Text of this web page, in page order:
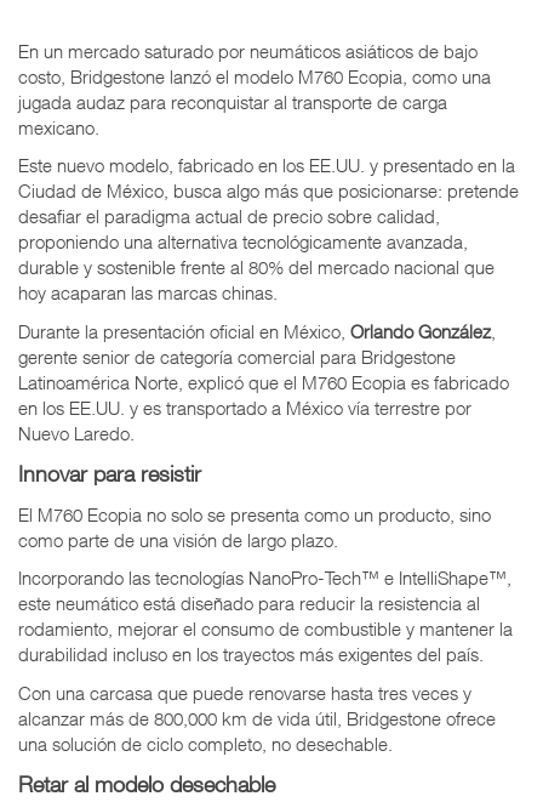
En un mercado saturado por neumáticos asiáticos de bajo
costo, Bridgestone lanzó el modelo M760 Ecopia, como una
jugada audaz para reconquistar al transporte de carga
mexicano.
Este nuevo modelo, fabricado en los EE.UU. y presentado en la
Ciudad de México, busca algo más que posicionarse: pretende
desafiar el paradigma actual de precio sobre calidad,
proponiendo una alternativa tecnológicamente avanzada,
durable y sostenible frente al 80% del mercado nacional que
hoy acaparan las marcas chinas.
Durante la presentación oficial en México, Orlando González,
gerente senior de categoría comercial para Bridgestone
Latinoamérica Norte, explicó que el M760 Ecopia es fabricado
en los EE.UU. y es transportado a México vía terrestre por
Nuevo Laredo.
Innovar para resistir
El M760 Ecopia no solo se presenta como un producto, sino
como parte de una visión de largo plazo.
Incorporando las tecnologías NanoPro-Tech™ e IntelliShape™,
este neumático está diseñado para reducir la resistencia al
rodamiento, mejorar el consumo de combustible y mantener la
durabilidad incluso en los trayectos más exigentes del país.
Con una carcasa que puede renovarse hasta tres veces y
alcanzar más de 800,000 km de vida útil, Bridgestone ofrece
una solución de ciclo completo, no desechable.
Retar al modelo desechable